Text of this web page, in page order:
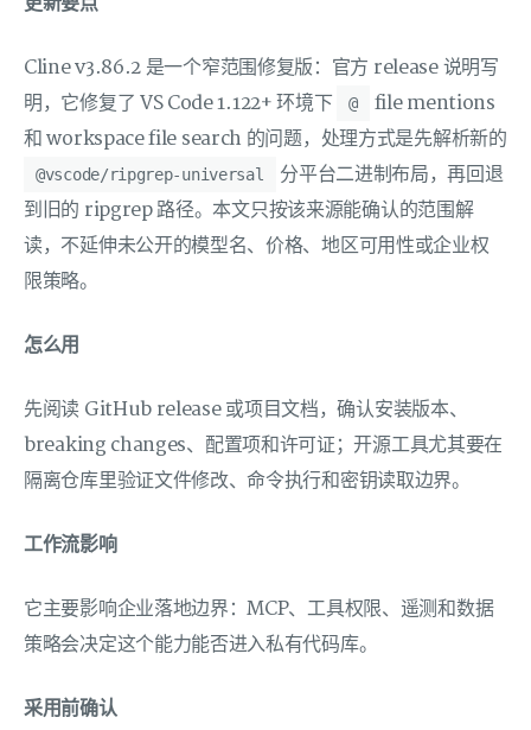
Cline v3.86.2 是一个窄范围修复版：官方 release 说明写
明，它修复了 VS Code 1.122+ 环境下
@
file mentions
和 workspace file search 的问题，处理方式是先解析新的
@vscode/ripgrep-universal
分平台二进制布局，再回退
到旧的 ripgrep 路径。本文只按该来源能确认的范围解
读，不延伸未公开的模型名、价格、地区可用性或企业权
限策略。
怎么用
先阅读 GitHub release 或项目文档，确认安装版本、
breaking changes、配置项和许可证；开源工具尤其要在
隔离仓库里验证文件修改、命令执行和密钥读取边界。
工作流影响
它主要影响企业落地边界：MCP、工具权限、遥测和数据
策略会决定这个能力能否进入私有代码库。
采用前确认